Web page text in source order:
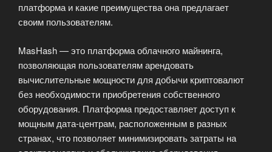
платформа и какие преимущества она предлагает
своим пользователям.
MasHash — это платформа облачного майнинга,
позволяющая пользователям арендовать
вычислительные мощности для добычи криптовалют
без необходимости приобретения собственного
оборудования. Платформа предоставляет доступ к
мощным дата-центрам, расположенным в разных
странах, что позволяет минимизировать затраты на